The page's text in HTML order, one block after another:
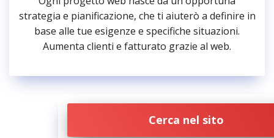
strategia e pianificazione, che ti aiuterò a definire in
base alle tue esigenze e specifiche situazioni.
Aumenta clienti e fatturato grazie al web.
Cerca nel sito